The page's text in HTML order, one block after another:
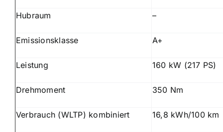
Hubraum –
Emissionsklasse A+
Leistung 160 kW (217 PS)
Drehmoment 350 Nm
Verbrauch (WLTP) kombiniert 16,8 kWh/100 km